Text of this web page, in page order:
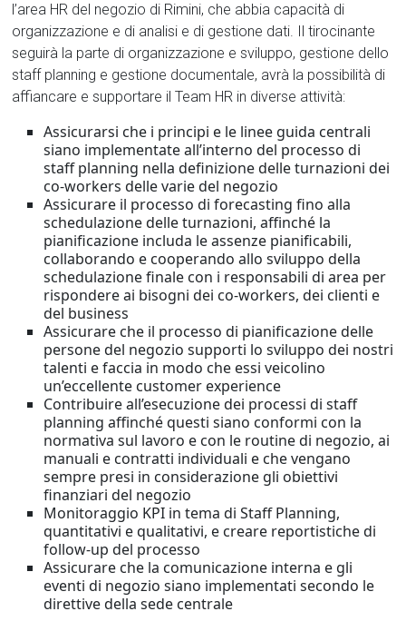
l’area HR del negozio di Rimini, che abbia capacità di
organizzazione e di analisi e di gestione dati. Il tirocinante
seguirà la parte di organizzazione e sviluppo, gestione dello
staff planning e gestione documentale, avrà la possibilità di
affiancare e supportare il Team HR in diverse attività:
Assicurarsi che i principi e le linee guida centrali
siano implementate all’interno del processo di
staff planning nella definizione delle turnazioni dei
co-workers delle varie del negozio
Assicurare il processo di forecasting fino alla
schedulazione delle turnazioni, affinché la
pianificazione includa le assenze pianificabili,
collaborando e cooperando allo sviluppo della
schedulazione finale con i responsabili di area per
rispondere ai bisogni dei co-workers, dei clienti e
del business
Assicurare che il processo di pianificazione delle
persone del negozio supporti lo sviluppo dei nostri
talenti e faccia in modo che essi veicolino
un’eccellente customer experience
Contribuire all’esecuzione dei processi di staff
planning affinché questi siano conformi con la
normativa sul lavoro e con le routine di negozio, ai
manuali e contratti individuali e che vengano
sempre presi in considerazione gli obiettivi
finanziari del negozio
Monitoraggio KPI in tema di Staff Planning,
quantitativi e qualitativi, e creare reportistiche di
follow-up del processo
Assicurare che la comunicazione interna e gli
eventi di negozio siano implementati secondo le
direttive della sede centrale